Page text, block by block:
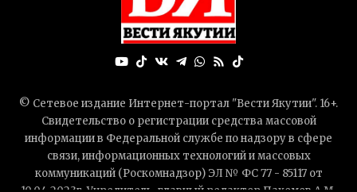
© Сетевое издание Интернет-портал "Вести Якутии". 16+.
Свидетельство о регистрации средства массовой
информации в Федеральной службе по надзору в сфере
связи, информационных технологий и массовых
коммуникаций (Роскомнадзор) ЭЛ № ФС 77 - 85117 от